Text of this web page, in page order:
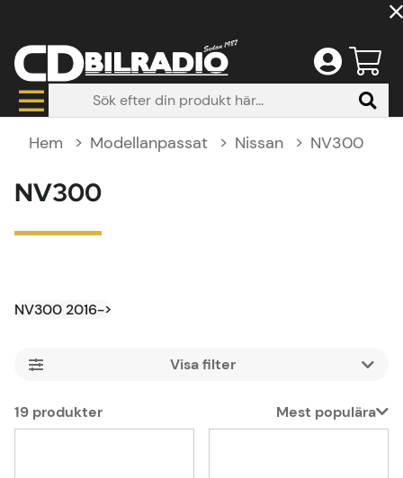
Hem Modellanpassat Nissan NV300
NV300
NV300 2016->
Filtrera
19 produkter
Mest populära